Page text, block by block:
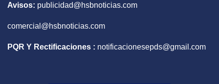
Avisos: publicidad@hsbnoticias.com
comercial@hsbnoticias.com
PQR Y Rectificaciones : notificacionesepds@gmail.com